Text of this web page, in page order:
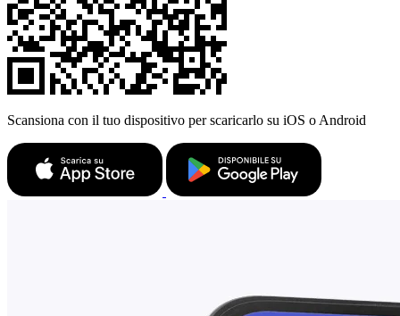
Scansiona con il tuo dispositivo per scaricarlo su iOS o Android